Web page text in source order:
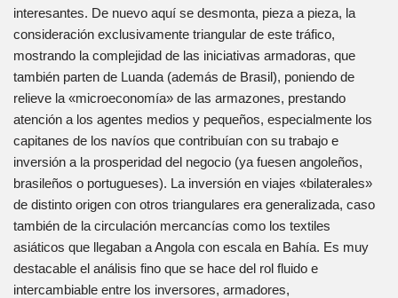
interesantes. De nuevo aquí se desmonta, pieza a pieza, la
consideración exclusivamente triangular de este tráfico,
mostrando la complejidad de las iniciativas armadoras, que
también parten de Luanda (además de Brasil), poniendo de
relieve la «microeconomía» de las armazones, prestando
atención a los agentes medios y pequeños, especialmente los
capitanes de los navíos que contribuían con su trabajo e
inversión a la prosperidad del negocio (ya fuesen angoleños,
brasileños o portugueses). La inversión en viajes «bilaterales»
de distinto origen con otros triangulares era generalizada, caso
también de la circulación mercancías como los textiles
asiáticos que llegaban a Angola con escala en Bahía. Es muy
destacable el análisis fino que se hace del rol fluido e
intercambiable entre los inversores, armadores,